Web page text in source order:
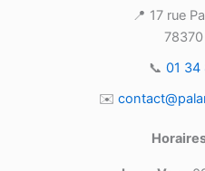
📍 17 rue
📞 01 34
✉️